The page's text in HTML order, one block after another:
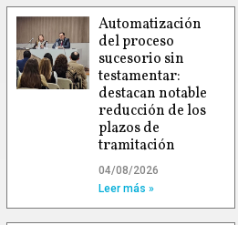
Automatización
del proceso
sucesorio sin
testamentar:
destacan notable
reducción de los
plazos de
tramitación
04/08/2026
Leer más »